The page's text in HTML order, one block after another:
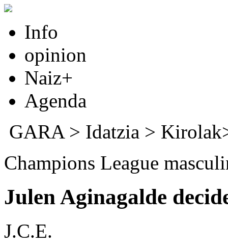
Info
opinion
Naiz+
Agenda
GARA> Idatzia >
Champions League
Julen Aginagalde
J.C.E.